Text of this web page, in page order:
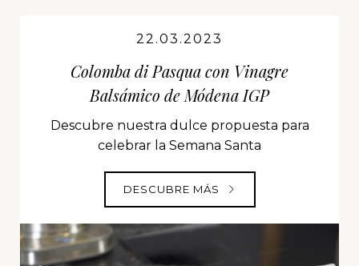
22.03.2023
Colomba di Pasqua con Vinagre
Balsámico de Módena IGP
Descubre nuestra dulce propuesta para
celebrar la Semana Santa
DESCUBRE MÁS